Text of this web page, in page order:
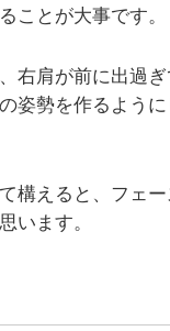
ことが大事です。
右肩が前に出過
姿勢を作るよう
構えると、フェ
います。